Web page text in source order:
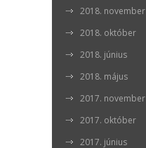
2018. november
2018. október
2018. június
2018. május
2017. november
2017. október
2017. június